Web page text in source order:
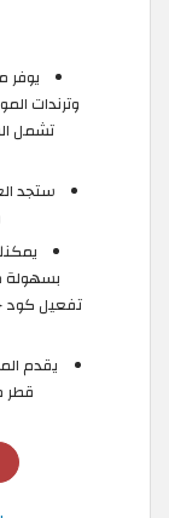
وترندات
تشمل
ستجد
يقدم
قطر